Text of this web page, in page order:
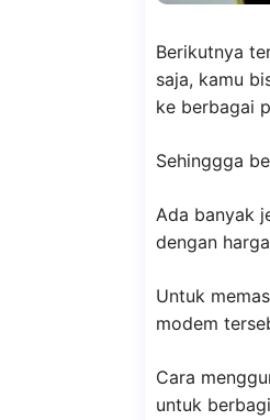
Berikutnya
saja, kamu
ke berbagai
Sehinggga
Ada banyak
dengan
Untuk
modem
Cara
untuk